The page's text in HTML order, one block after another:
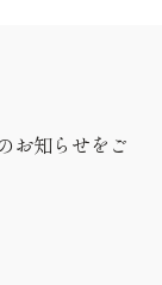
お知らせをご